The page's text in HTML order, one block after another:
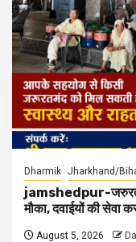
Dharmik Jharkhand/
jamshedpur-
मौका, दवाईयों की सेवा
August 5, 2026